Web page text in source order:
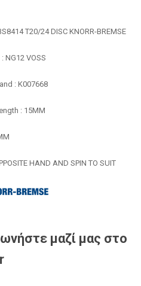
T20/24 DISC KNORR-BREMSE
NG12 VOSS
: K007668
: 15MM
HAND AND SPIN TO SUIT
μαζί μας στο